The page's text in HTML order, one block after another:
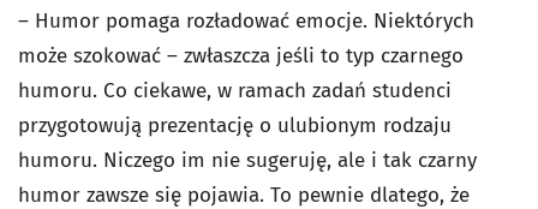
– Humor pomaga rozładować emocje. Niektórych
może szokować – zwłaszcza jeśli to typ czarnego
humoru. Co ciekawe, w ramach zadań studenci
przygotowują prezentację o ulubionym rodzaju
humoru. Niczego im nie sugeruję, ale i tak czarny
humor zawsze się pojawia. To pewnie dlatego, że